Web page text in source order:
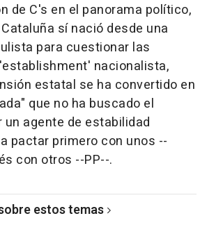
de C's en el panorama político,
sí nació desde una
para cuestionar las
nacionalista,
estatal se ha convertido en
que no ha buscado el
agente de estabilidad
pactar primero con unos --
con otros --PP--.
estos temas